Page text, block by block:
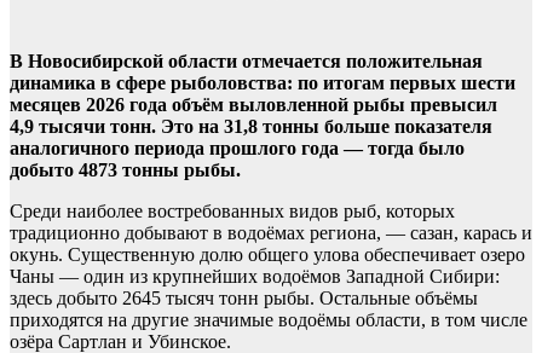
В Новосибирской области отмечается положительная
динамика в сфере рыболовства: по итогам первых шести
месяцев 2026 года объём выловленной рыбы превысил
4,9 тысячи тонн. Это на 31,8 тонны больше показателя
аналогичного периода прошлого года — тогда было
добыто 4873 тонны рыбы.
Среди наиболее востребованных видов рыб, которых
традиционно добывают в водоёмах региона, — сазан, карась и
окунь. Существенную долю общего улова обеспечивает озеро
Чаны — один из крупнейших водоёмов Западной Сибири:
здесь добыто 2645 тысяч тонн рыбы. Остальные объёмы
приходятся на другие значимые водоёмы области, в том числе
озёра Сартлан и Убинское.